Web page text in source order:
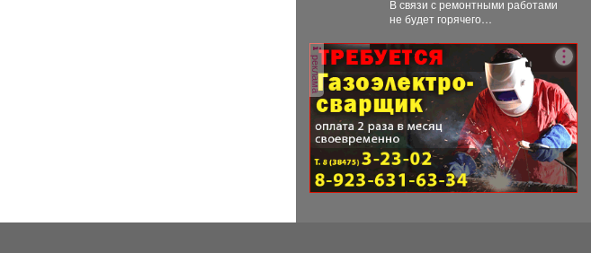
В связи с ремонтными работами
не будет горячего
реклама